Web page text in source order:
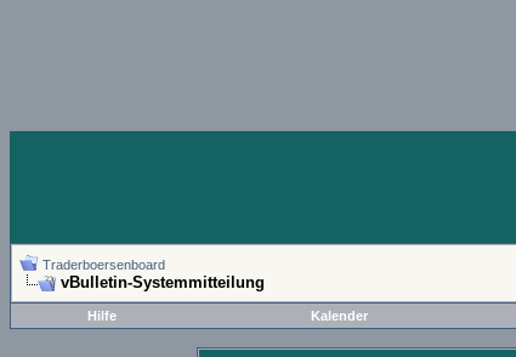
Traderboersenboard
vBulletin-Systemmitteilung
Hilfe Kalender